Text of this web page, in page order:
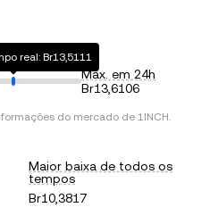
real: Br13,5111
Máx. em 24h
Br13,6106
do mercado de 1INCH.
Maior baixa de todos os
tempos
Br10,3817